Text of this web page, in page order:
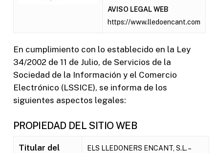
AVISO LEGAL WEB
https://www.lledoencant.com
En cumplimiento con lo establecido en la Ley
34/2002 de 11 de Julio, de Servicios de la
Sociedad de la Información y el Comercio
Electrónico (LSSICE), se informa de los
siguientes aspectos legales:
PROPIEDAD DEL SITIO WEB
Titular del
ELS LLEDONERS ENCANT, S.L. –